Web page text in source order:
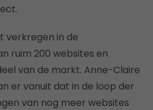
verkregen in de
ruim 200 websites en
van de markt. Anne-Claire
er vanuit dat in de loop der
van nog meer websites